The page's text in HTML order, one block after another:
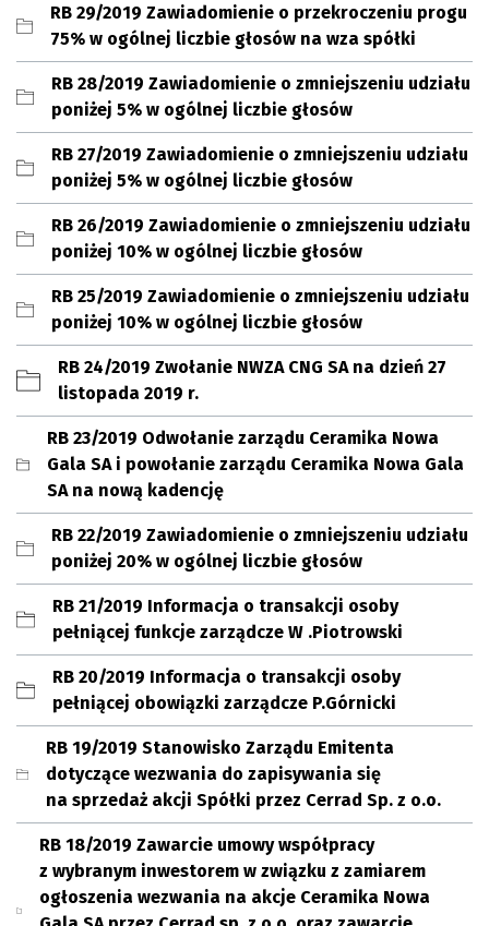
RB 29/2019 Zawiadomienie o przekroczeniu progu
75% w ogólnej liczbie głosów na wza spółki
RB 28/2019 Zawiadomienie o zmniejszeniu udziału
poniżej 5% w ogólnej liczbie głosów
RB 27/2019 Zawiadomienie o zmniejszeniu udziału
poniżej 5% w ogólnej liczbie głosów
RB 26/2019 Zawiadomienie o zmniejszeniu udziału
poniżej 10% w ogólnej liczbie głosów
RB 25/2019 Zawiadomienie o zmniejszeniu udziału
poniżej 10% w ogólnej liczbie głosów
RB 24/2019 Zwołanie NWZA CNG SA na dzień 27
listopada 2019 r.
RB 23/2019 Odwołanie zarządu Ceramika Nowa
Gala SA i powołanie zarządu Ceramika Nowa Gala
SA na nową kadencję
RB 22/2019 Zawiadomienie o zmniejszeniu udziału
poniżej 20% w ogólnej liczbie głosów
RB 21/2019 Informacja o transakcji osoby
pełniącej funkcje zarządcze W .Piotrowski
RB 20/2019 Informacja o transakcji osoby
pełniącej obowiązki zarządcze P.Górnicki
RB 19/2019 Stanowisko Zarządu Emitenta
dotyczące wezwania do zapisywania się
na sprzedaż akcji Spółki przez Cerrad Sp. z o.o.
RB 18/2019 Zawarcie umowy współpracy
z wybranym inwestorem w związku z zamiarem
ogłoszenia wezwania na akcje Ceramika Nowa